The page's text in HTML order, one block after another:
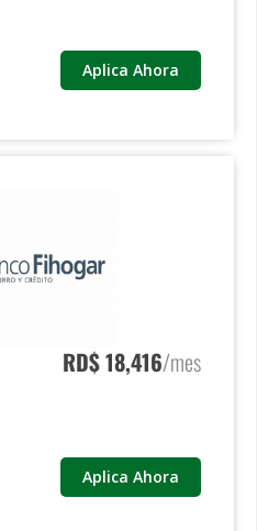
Aplica Ahora
RD$18,416/mes
Aplica Ahora